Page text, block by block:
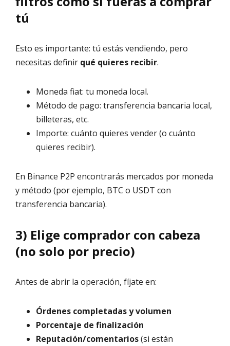
tú
Esto es importante: tú estás vendiendo, pero
necesitas definir qué quieres recibir.
Moneda fiat: tu moneda local.
Método de pago: transferencia bancaria local,
billeteras, etc.
Importe: cuánto quieres vender (o cuánto
quieres recibir).
En Binance P2P encontrarás mercados por moneda
y método (por ejemplo, BTC o USDT con
transferencia bancaria).
3) Elige comprador con cabeza
(no solo por precio)
Antes de abrir la operación, fíjate en:
Órdenes completadas y volumen
Porcentaje de finalización
Reputación/comentarios(si están